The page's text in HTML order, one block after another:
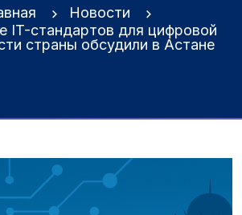
Новости
IT-стандартов для цифровой
страны обсудили в Астане